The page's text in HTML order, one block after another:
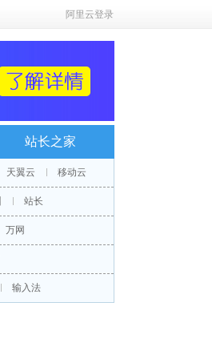
阿里云登录
站长之家
天翼云 移动云
站长
万网
输入法